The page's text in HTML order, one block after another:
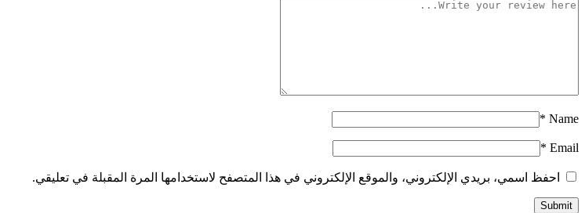
Name
*
Email
*
احفظ اسمي، بريدي الإلكتروني، والموقع الإلكتروني في هذا المتصفح لاستخدامها المرة المقبلة في تعليقي.